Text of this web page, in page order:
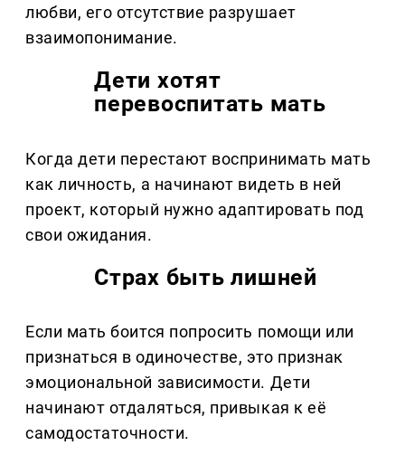
любви, его отсутствие разрушает
взаимопонимание.
Дети хотят
перевоспитать мать
Когда дети перестают воспринимать мать
как личность, а начинают видеть в ней
проект, который нужно адаптировать под
свои ожидания.
Страх быть лишней
Если мать боится попросить помощи или
признаться в одиночестве, это признак
эмоциональной зависимости. Дети
начинают отдаляться, привыкая к её
самодостаточности.